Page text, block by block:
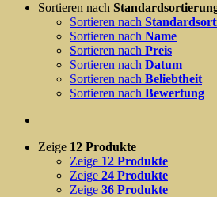
Sortieren nach
Sortieren nach
Sortieren nach Name
Sortieren nach Preis
Sortieren nach Datum
Sortieren nach Beliebtheit
Sortieren nach Bewertung
Zeige 12 Produkte
Zeige 12 Produkte
Zeige 24 Produkte
Zeige 36 Produkte